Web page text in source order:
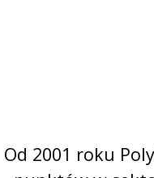
Od 2001 roku